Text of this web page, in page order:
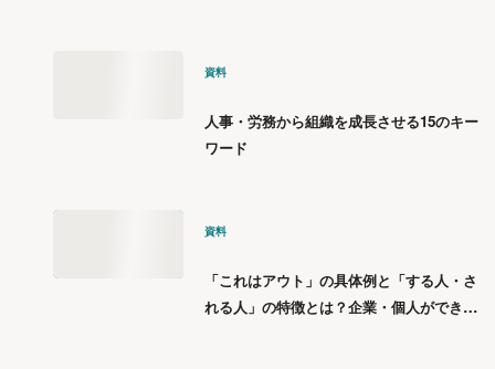
資料
人事・労務から組織を成長させる15のキー
ワード
資料
「これはアウト」の具体例と「する人・さ
れる人」の特徴とは？企業・個人ができる